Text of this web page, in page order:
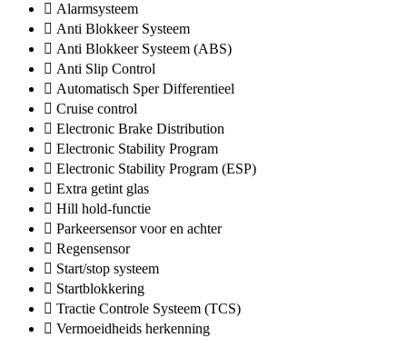
Alarmsysteem
Anti Blokkeer Systeem
Anti Blokkeer Systeem (ABS)
Anti Slip Control
Automatisch Sper Differentieel
Cruise control
Electronic Brake Distribution
Electronic Stability Program
Electronic Stability Program (ESP)
Extra getint glas
Hill hold-functie
Parkeersensor voor en achter
Regensensor
Start/stop systeem
Startblokkering
Tractie Controle Systeem (TCS)
Vermoeidheids herkenning